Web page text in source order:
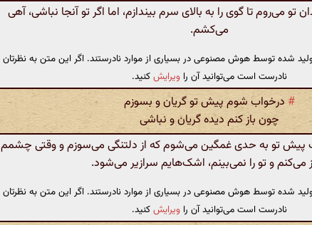
می‌روم تا گوی را به بالای سرم بیندازم، اما اگر تو آنجا نباشی، آهی
می‌کشم.
شده توسط هوش مصنوعی در بسیاری از موارد نادرستند. اگر این متن به نظرتان
نادرست است می‌توانید آن را ویرایشکنید.
#درخواب شوم پیش تو گریان و بسوزم
چون باز کنم دیده گریان و نباشی
تو به حدی غمگین می‌شوم که از دلتنگی می‌سوزم و وقتی چشمم
می‌کنم و تو را نمی‌بینم، اشک‌هایم سرازیر می‌شود.
شده توسط هوش مصنوعی در بسیاری از موارد نادرستند. اگر این متن به نظرتان
نادرست است می‌توانید آن را ویرایشکنید.